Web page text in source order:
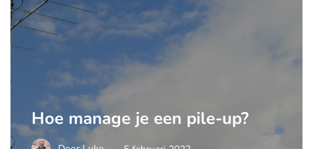
Hoe manage je een pile-up?